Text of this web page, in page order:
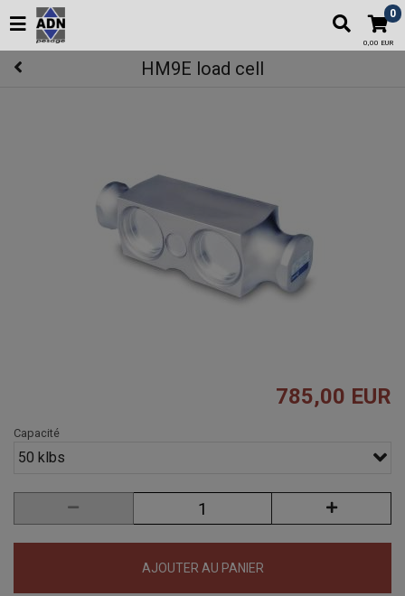
0
0,00 EUR
HM9E load cell
785,00 EUR
Capacité
50 klbs
AJOUTER AU PANIER